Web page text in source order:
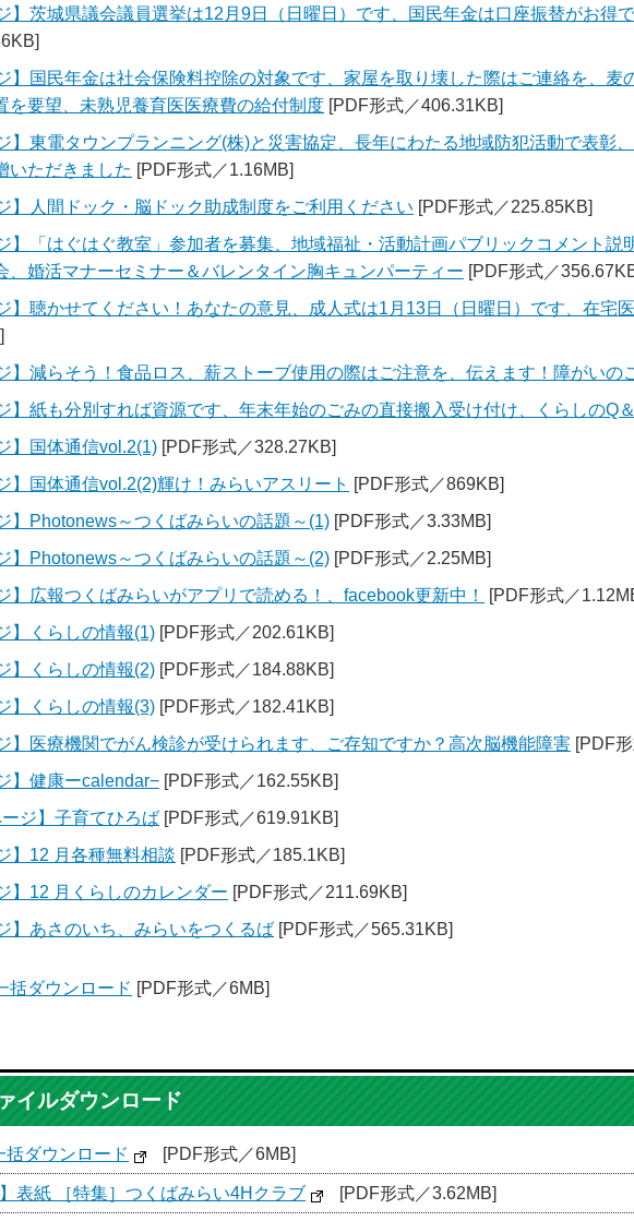
】茨城県議会議員選挙は12月9日（日曜日）です、国民年金は口座振替がお得
】国民年金は社会保険料控除の対象です、家屋を取り壊した際はご連絡を、
を要望、未熟児養育医医療費の給付制度 [PDF形式／406.31KB]
】東電タウンプランニング(株)と災害協定、長年にわたる地域防犯活動で表彰
いただきました [PDF形式／1.16MB]
】人間ドック・脳ドック助成制度をご利用ください [PDF形式／225.85KB]
】「はぐはぐ教室」参加者を募集、地域福祉・活動計画パブリックコメント
、婚活マナーセミナー＆バレンタイン胸キュンパーティー [PDF形式／
】聴かせてください！あなたの意見、成人式は1月13日（日曜日）です、在宅
】減らそう！食品ロス、薪ストーブ使用の際はご注意を、伝えます！障がいの
】紙も分別すれば資源です、年末年始のごみの直接搬入受け付け、くらしのQ
】国体通信vol.2(1) [PDF形式／328.27KB]
】国体通信vol.2(2)輝け！みらいアスリート [PDF形式／869KB]
】Photonews～つくばみらいの話題～(1) [PDF形式／3.33MB]
】Photonews～つくばみらいの話題～(2) [PDF形式／2.25MB]
】広報つくばみらいがアプリで読める！、facebook更新中！
[PDF形式／
】くらしの情報(1) [PDF形式／202.61KB]
】くらしの情報(2) [PDF形式／184.88KB]
】くらしの情報(3) [PDF形式／182.41KB]
】医療機関でがん検診が受けられます、ご存知ですか？高次脳機能障害 [PDF
】健康ーcalendar− [PDF形式／162.55KB]
ージ】子育てひろば [PDF形式／619.91KB]
】12 月各種無料相談 [PDF形式／185.1KB]
】12 月くらしのカレンダー [PDF形式／211.69KB]
】あさのいち、みらいをつくるば [PDF形式／565.31KB]
括ダウンロード [PDF形式／6MB]
イルダウンロード
括ダウンロード [PDF形式／6MB]
】表紙 ［特集］つくばみらい4Hクラブ [PDF形式／3.62MB]